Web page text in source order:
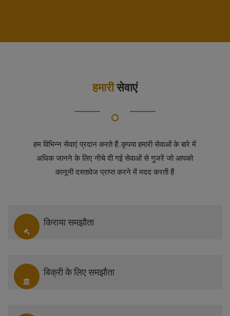
हमारीसेवाएं
हम विभिन्न सेवाएं प्रदान करते हैं..कृपया हमारी सेवाओं के बारे में
अधिक जानने के लिए नीचे दी गई सेवाओं से गुजरें जो आपको
कानूनी दस्तावेज प्राप्त करने में मदद करती हैं
किराया समझौता
बिक्री के लिए समझौता